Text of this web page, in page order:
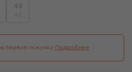
первую покупку Подробнее